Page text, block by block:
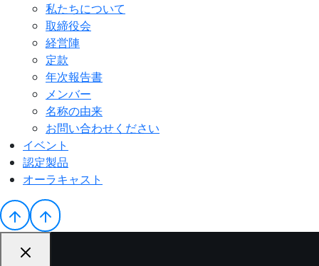
私たちについて
取締役会
経営陣
定款
年次報告書
メンバー
名称の由来
お問い合わせください
イベント
認定製品
オーラキャスト